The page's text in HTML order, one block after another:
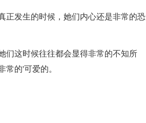
正发生的时候，她们内心还是非常的恐
们这时候往往都会显得非常的不知所
常的'可爱的。